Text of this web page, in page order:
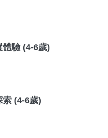
體驗 (4-6歲)
索 (4-6歲)